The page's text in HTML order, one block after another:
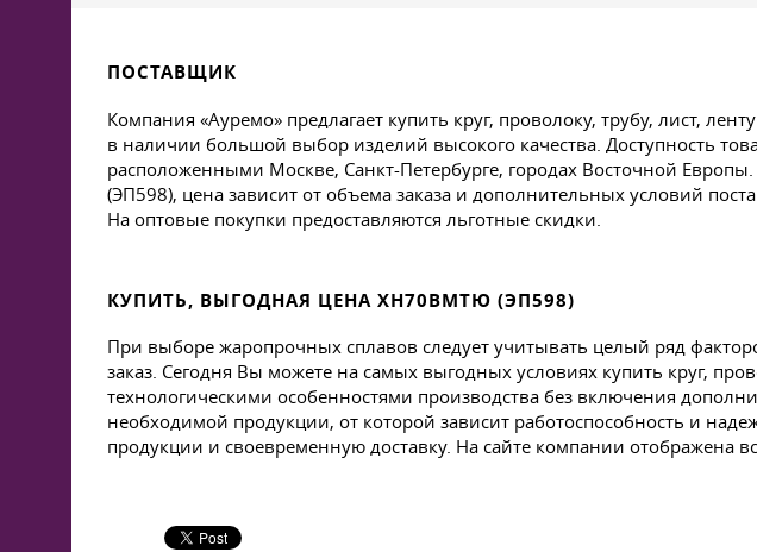
ПОСТАВЩИК
Компания «Ауремо» предлагает купить круг, проволоку, трубу, лист,
в наличии большой выбор изделий высокого качества. Доступность
расположенными Москве, Санкт-Петербурге, городах Восточной
(ЭП598), цена зависит от объема заказа и дополнительных условий
На оптовые покупки предоставляются льготные скидки.
КУПИТЬ, ВЫГОДНАЯ ЦЕНА ХН70ВМТЮ (ЭП598)
При выборе жаропрочных сплавов следует учитывать целый ряд
заказ. Сегодня Вы можете на самых выгодных условиях купить круг,
технологическими особенностями производства без включения
необходимой продукции, от которой зависит работоспособность и
продукции и своевременную доставку. На сайте компании отображена